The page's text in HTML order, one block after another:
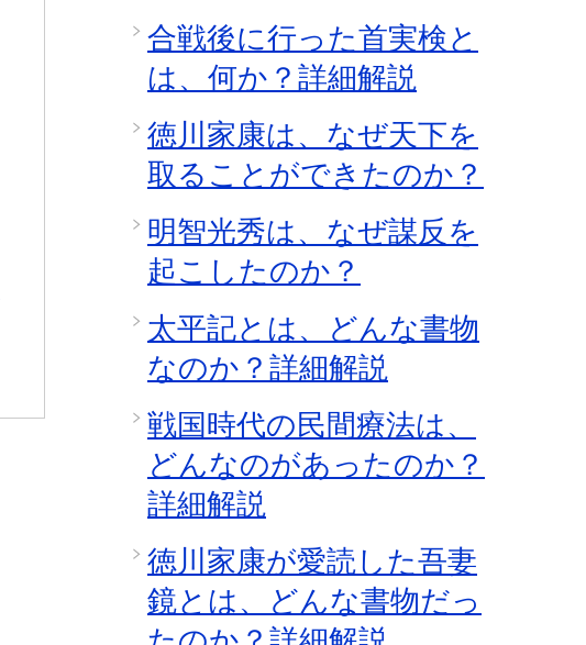
合戦後に行った首実検と
は、何か？詳細解説
徳川家康は、なぜ天下を
取ることができたのか？
明智光秀は、なぜ謀反を
起こしたのか？
太平記とは、どんな書物
なのか？詳細解説
戦国時代の民間療法は、
どんなのがあったのか？
詳細解説
徳川家康が愛読した吾妻
鏡とは、どんな書物だっ